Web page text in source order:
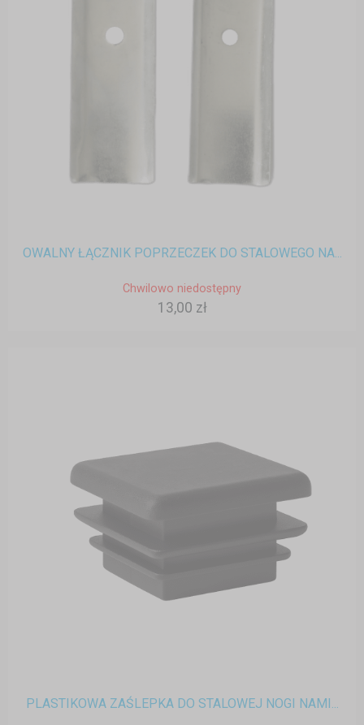
OWALNY ŁĄCZNIK POPRZECZEK DO STALOWEGO NA...
Chwilowo niedostępny
13,00 zł
PLASTIKOWA ZAŚLEPKA DO STALOWEJ NOGI NAMI...